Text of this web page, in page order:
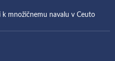
množičnemu navalu v Ceuto